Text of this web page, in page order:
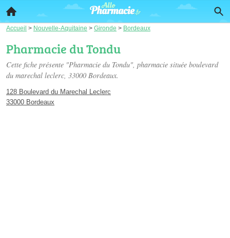
Accueil > Nouvelle-Aquitaine > Gironde > Bordeaux
Pharmacie du Tondu
Cette fiche présente "Pharmacie du Tondu", pharmacie située boulevard
du marechal leclerc, 33000 Bordeaux.
128 Boulevard du Marechal Leclerc
33000 Bordeaux